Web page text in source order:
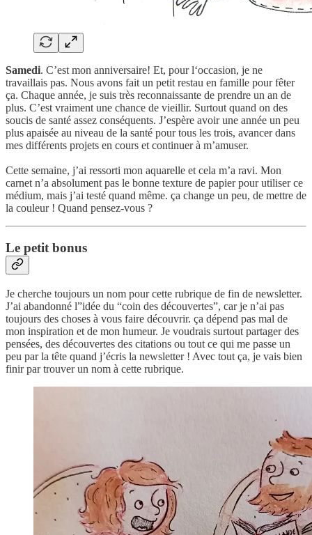
Samedi. C’est mon anniversaire! Et, pour l‘occasion, je ne
travaillais pas. Nous avons fait un petit restau en famille pour fêter
ça. Chaque année, je suis très reconnaissante de prendre un an de
plus. C’est vraiment une chance de vieillir. Surtout quand on des
soucis de santé assez conséquents. J’espère avoir une année un peu
plus apaisée au niveau de la santé pour tous les trois, avancer dans
mes différents projets en cours et continuer à m’amuser.
Cette semaine, j’ai ressorti mon aquarelle et cela m’a ravi. Mon
carnet n’a absolument pas le bonne texture de papier pour utiliser ce
médium, mais j’ai testé quand même. ça change un peu, de mettre de
la couleur ! Quand pensez-vous ?
Le petit bonus
Je cherche toujours un nom pour cette rubrique de fin de newsletter.
J’ai abandonné l”idée du “coin des découvertes”, car je n’ai pas
toujours des choses à vous faire découvrir. ça dépend pas mal de
mon inspiration et de mon humeur. Je voudrais surtout partager des
pensées, des découvertes des citations ou tout ce qui me passe un
peu par la tête quand j’écris la newsletter ! Avec tout ça, je vais bien
finir par trouver un nom à cette rubrique.